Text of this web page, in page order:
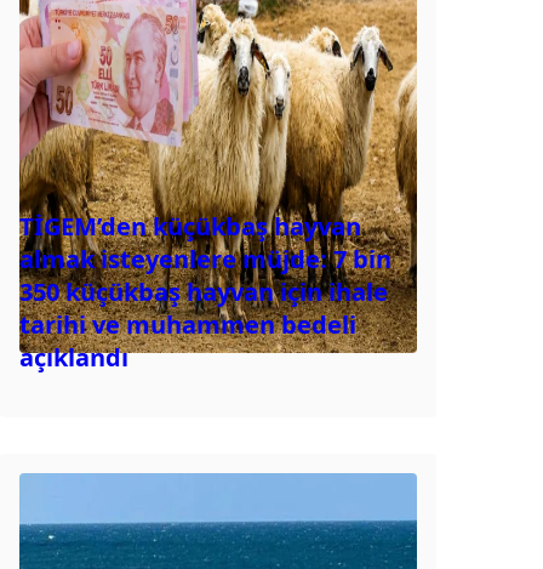
TİGEM’den küçükbaş hayvan
almak isteyenlere müjde: 7 bin
350 küçükbaş hayvan için ihale
tarihi ve muhammen bedeli
açıklandı